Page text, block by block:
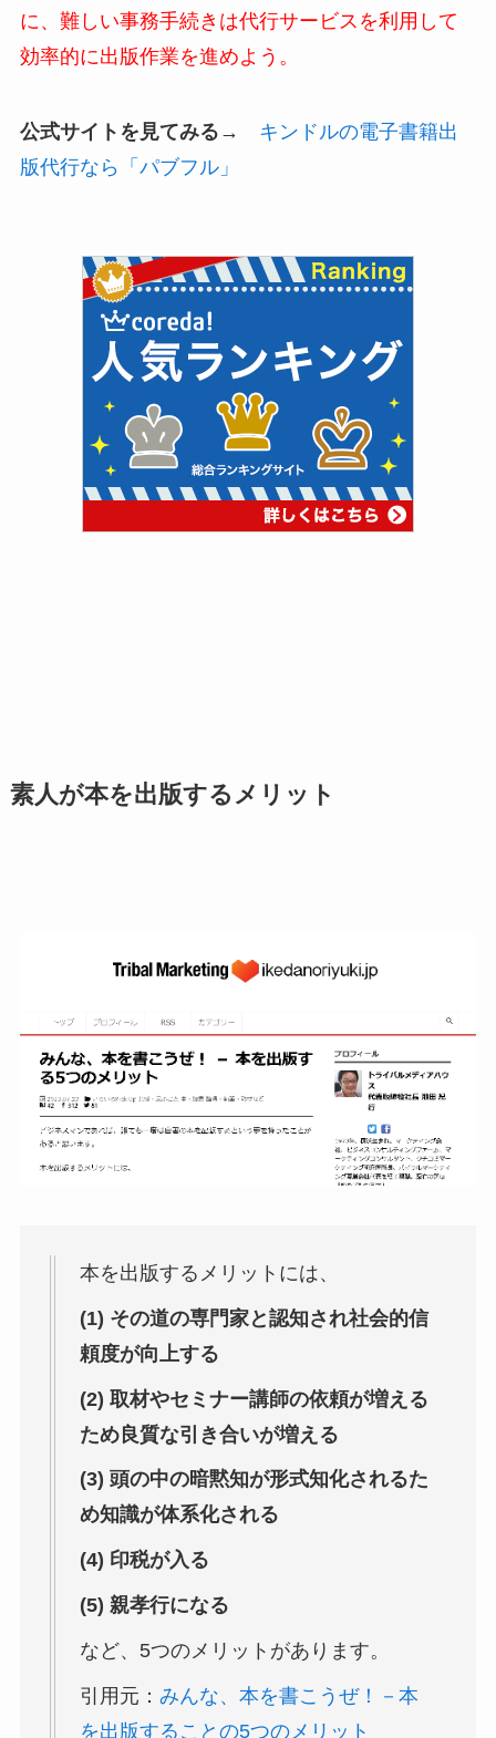
に、難しい事務手続きは代行サービスを利用して
効率的に出版作業を進めよう。
公式サイトを見てみる→
キンドルの電子書籍出
版代行なら「パブフル」
素人が本を出版するメリット
本を出版するメリットには、
(1) その道の専門家と認知され社会的信
頼度が向上する
(2) 取材やセミナー講師の依頼が増える
ため良質な引き合いが増える
(3) 頭の中の暗黙知が形式知化されるた
め知識が体系化される
(4) 印税が入る
(5) 親孝行になる
など、5つのメリットがあります。
引用元： みんな、本を書こうぜ！－本
を出版することの5つのメリット